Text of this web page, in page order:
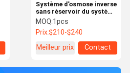
Système d'osmose inverse
sans réservoir du système
2000GPD de filtre à eau
de RO de la cuisine 7
étapes
MOQ:1pcs
Prix:$210-$240
Meilleur prix
Contact